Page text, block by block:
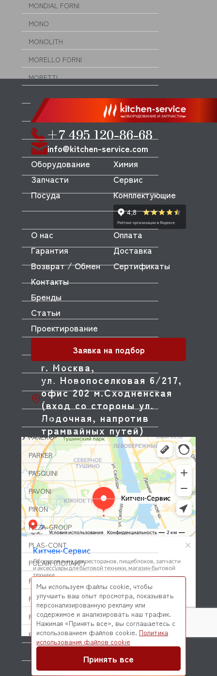
MONDIAL FORNI
MONO
MONOLITH
MORELLO FORNI
MORETTI
MULLER
MUSSO
MVQ
NEMOX
NOPEIN
ODE
OEM
OLIS
OLYMPIA
OMNIWASH
OZTIRYAKILER
P.L. Proff Cuisine
PACKVAC
PACOJET
PANERO
PARKER
PASQUINI
PAVONI
PIRON
PIZZA-GROUP
PLAS-CONT
POLAIR (ПОЛАИР)
PONY
POPCAKE
PRATICA
PRIMAX
PRISMAFOOD
+7 495 120-86-68
info@kitchen-service.com
г. Москва,
ул. Новопоселковая 6/217,
офис 202 м.Сходненская
(вход со стороны ул.
Лодочная, напротив
трамвайных путей)
Оборудование
Запчасти
Посуда
Химия
Сервис
Комплектующие
О нас
Оплата
Гарантия
Доставка
Возврат / Обмен
Сертификаты
Контакты
Бренды
Статьи
Проектирование
Заявка на подбор
© 2026 Kitchen-Service.com Интернет-магазин запчастей
и оборудования профессиональной кухни
Мы используем файлы cookie, чтобы
улучшить ваш опыт просмотра, показывать
персонализированную рекламу или
содержимое и анализировать наш трафик.
Нажимая «Принять все», вы соглашаетесь с
использованием файлов cookie. Политика
использования файлов cookie
Принять все